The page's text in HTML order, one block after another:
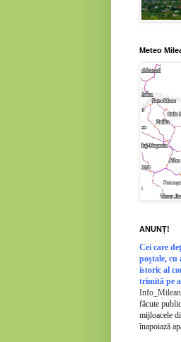
Meteo
ANUNȚ!
Cei care
poştale, cu
istoric al
trimită pe
făcute
mijloacele
înapoiază